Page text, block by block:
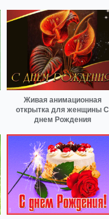
Живая анимационная
открытка для женщины С
днем Рождения